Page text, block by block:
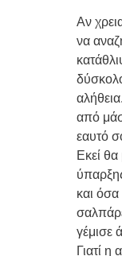
Αν
να
από
εαυτό
Εκεί θα
και
γέμισε
Γιατί η